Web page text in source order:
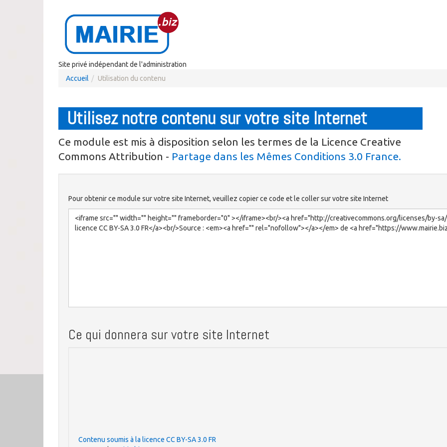
Site privé indépendant de l'administration
Accueil
Utilisation du contenu
Utilisez notre contenu sur votre site Internet
Ce module est mis à disposition selon les termes de la Licence Creative
Commons Attribution - Partage dans les Mêmes Conditions 3.0 France.
Pour obtenir ce module sur votre site Internet, veuillez copier ce code et le coller sur votre site Internet
Ce qui donnera sur votre site Internet
Contenu soumis à la licence CC BY-SA 3.0 FR